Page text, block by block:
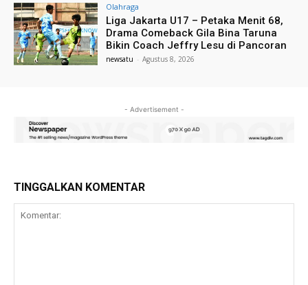
Olahraga
Liga Jakarta U17 – Petaka Menit 68,
Drama Comeback Gila Bina Taruna
Bikin Coach Jeffry Lesu di Pancoran
newsatu - Agustus 8, 2026
- Advertisement -
TINGGALKAN KOMENTAR